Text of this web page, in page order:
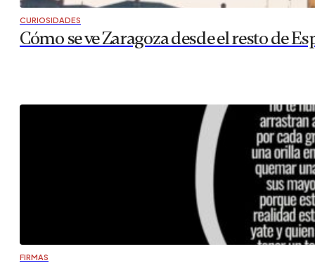
CURIOSIDADES
Cómo se ve Zaragoza desde el resto de
FIRMAS